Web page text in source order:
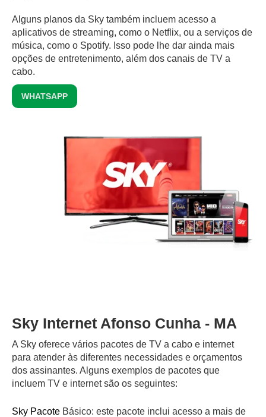
Alguns planos da Sky também incluem acesso a
aplicativos de streaming, como o Netflix, ou a serviços de
música, como o Spotify. Isso pode lhe dar ainda mais
opções de entretenimento, além dos canais de TV a
cabo.
WHATSAPP
Sky Internet Afonso Cunha - MA
A Sky oferece vários pacotes de TV a cabo e internet
para atender às diferentes necessidades e orçamentos
dos assinantes. Alguns exemplos de pacotes que
incluem TV e internet são os seguintes:
Sky Pacote Básico: este pacote inclui acesso a mais de